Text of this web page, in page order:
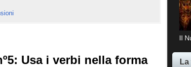
Usa i verbi nella forma
Il